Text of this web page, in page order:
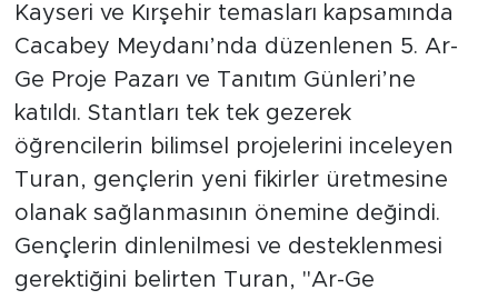
Kayseri ve Kırşehir temasları kapsamında
Cacabey Meydanı’nda düzenlenen 5. Ar-
Ge Proje Pazarı ve Tanıtım Günleri’ne
katıldı. Stantları tek tek gezerek
öğrencilerin bilimsel projelerini inceleyen
Turan, gençlerin yeni fikirler üretmesine
olanak sağlanmasının önemine değindi.
Gençlerin dinlenilmesi ve desteklenmesi
gerektiğini belirten Turan, "Ar-Ge